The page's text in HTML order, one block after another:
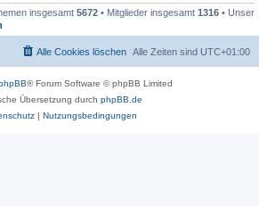
insgesamt 5672 • Mitglieder insgesamt 1316 • Unser
Alle Zeiten sind UTC+01:00
Alle Cookies löschen
® Forum Software © phpBB Limited
Übersetzung durch phpBB.de
| Nutzungsbedingungen